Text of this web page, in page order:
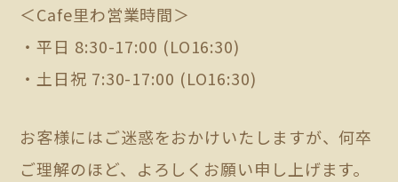
＜Cafe里わ営業時間＞
・平日 8:30-17:00 (LO16:30)
・土日祝 7:30-17:00 (LO16:30)
お客様にはご迷惑をおかけいたしますが、何卒
ご理解のほど、よろしくお願い申し上げます。